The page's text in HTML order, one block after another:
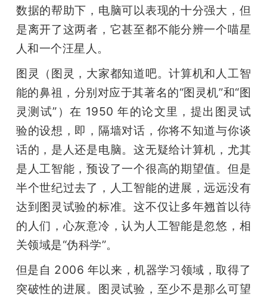
数据的帮助下，电脑可以表现的十分强大，但
是离开了这两者，它甚至都不能分辨一个喵星
人和一个汪星人。
图灵（图灵，大家都知道吧。计算机和人工智
能的鼻祖，分别对应于其著名的“图灵机”和“图
灵测试”）在 1950 年的论文里，提出图灵试
验的设想，即，隔墙对话，你将不知道与你谈
话的，是人还是电脑。这无疑给计算机，尤其
是人工智能，预设了一个很高的期望值。但是
半个世纪过去了，人工智能的进展，远远没有
达到图灵试验的标准。这不仅让多年翘首以待
的人们，心灰意冷，认为人工智能是忽悠，相
关领域是“伪科学”。
但是自 2006 年以来，机器学习领域，取得了
突破性的进展。图灵试验，至少不是那么可望